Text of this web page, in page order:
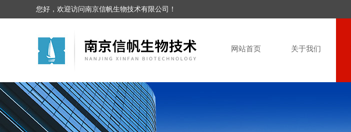
您好，欢迎访问南京信帆生物技术有限公司！
网站首页 关于我们